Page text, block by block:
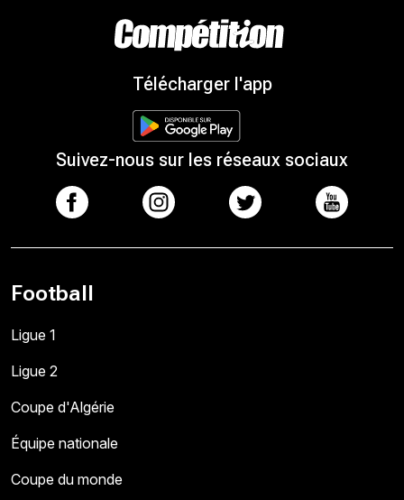
Télécharger l'app
Suivez-nous sur les réseaux sociaux
Football
Ligue 1
Ligue 2
Coupe d'Algérie
Équipe nationale
Coupe du monde